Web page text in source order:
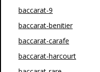
baccarat-9
baccarat-benitier
baccarat-carafe
baccarat-harcourt